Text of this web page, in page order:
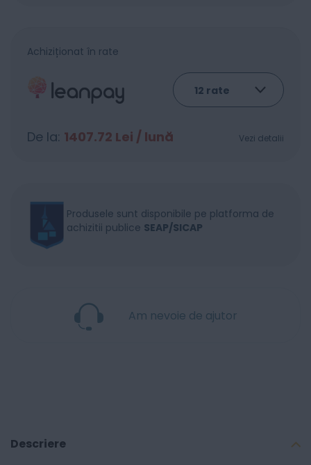
Achiziționat în rate
De la: 1407.72 Lei / lună Vezi detalii
Produsele sunt disponibile pe platforma de
achizitii publice SEAP/SICAP
Am nevoie de ajutor
Descriere